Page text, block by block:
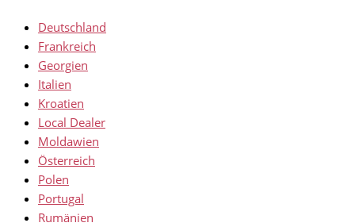
Deutschland
Frankreich
Georgien
Italien
Kroatien
Local Dealer
Moldawien
Österreich
Polen
Portugal
Rumänien